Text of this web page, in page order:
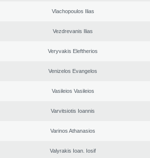
Vlachopoulos Ilias
Vezdrevanis Ilias
Veryvakis Eleftherios
Venizelos Evangelos
Vasileios Vasileios
Varvitsiotis Ioannis
Varinos Athanasios
Valyrakis Ioan. Iosif